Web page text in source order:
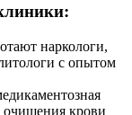
наркологи,
с опытом
очищения крови